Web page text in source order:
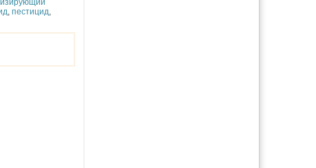
, пестицид,